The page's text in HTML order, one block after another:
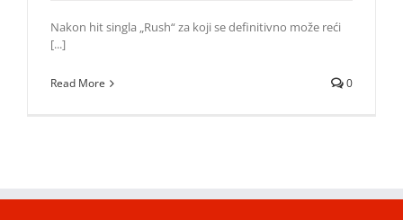
Nakon hit singla „Rush“ za koji se definitivno može reći
[...]
Read More 0